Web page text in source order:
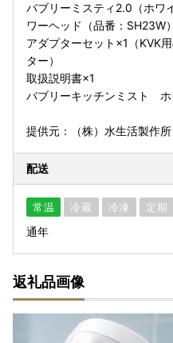
バブリーミスティ2.0（ホワ
ワーヘッド（品番：SH23W
アダプターセット×1（KVK
ター）
取扱説明書×1
バブリーキッチンミスト ホ
提供元：（株）水生活製作所
配送
常温 冷蔵 冷凍 定期
通年
返礼品画像